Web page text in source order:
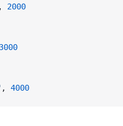
, 2000
3000
, 4000